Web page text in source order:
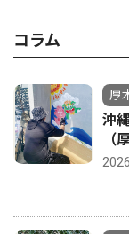
コラム
厚
沖
（